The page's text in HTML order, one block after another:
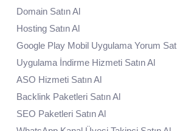
Domain Satın Al
Hosting Satın Al
Google Play Mobil Uygulama Yorum
Uygulama İndirme Hizmeti Satın Al
ASO Hizmeti Satın Al
Backlink Paketleri Satın Al
SEO Paketleri Satın Al